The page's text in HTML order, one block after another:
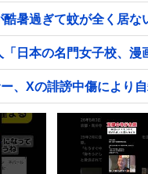
酷暑過ぎて蚊が全く居な
「日本の名門女子校、漫
、Xの誹謗中傷により